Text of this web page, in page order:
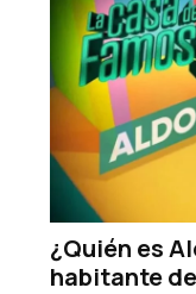
¿Quién es
habitante